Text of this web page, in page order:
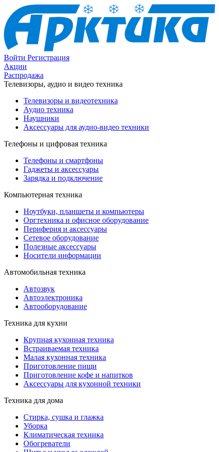
Войти Регистрация
Акции
Распродажа
Телевизоры, аудио и видео техника
Телевизоры и видеотехника
Аудио техника
Наушники
Аксессуары для аудио-видео техники
Телефоны и цифровая техника
Телефоны и смартфоны
Гаджеты и аксессуары
Зарядка и подключение
Компьютерная техника
Ноутбуки, планшеты и компьютеры
Оргтехника и офисное оборудование
Периферия и аксессуары
Cетевое оборудование
Полезные аксессуары
Носители информации
Автомобильная техника
Автозвук
Автоэлектроника
Автооборудование
Техника для кухни
Крупная кухонная техника
Встраиваемая техника
Малая кухонная техника
Приготовление пищи
Приготовление кофе и напитков
Аксессуары для кухонной техники
Техника для дома
Стирка, сушка и глажка
Уборка
Климатическая техника
Обогреватели